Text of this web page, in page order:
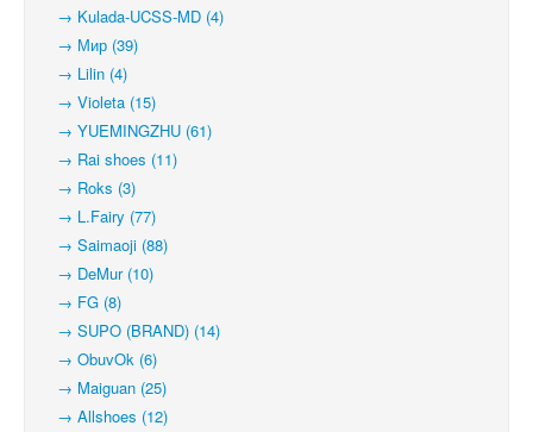
→ Kulada-UCSS-MD (4)
→ Мир (39)
→ Lilin (4)
→ Violeta (15)
→ YUEMINGZHU (61)
→ Rai shoes (11)
→ Roks (3)
→ L.Fairy (77)
→ Saimaoji (88)
→ DeMur (10)
→ FG (8)
→ SUPO (BRAND) (14)
→ ObuvOk (6)
→ Maiguan (25)
→ Allshoes (12)